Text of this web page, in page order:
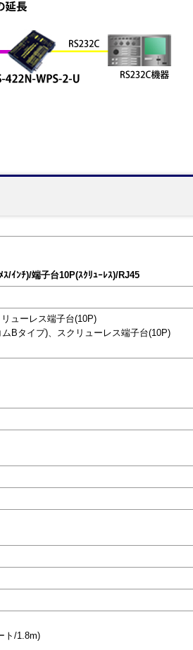
/ｲﾝﾁ)/端子台10P(ｽｸﾘｭｰﾚｽ)/RJ45
ューレス端子台(10P)
Bタイプ)、スクリューレス端子台(10P)
ト/1.8m)